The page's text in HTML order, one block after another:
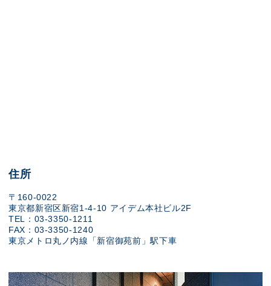
住所
〒160-0022
東京都新宿区新宿1-4-10 アイデム本社ビル2F
TEL：03-3350-1211
FAX：03-3350-1240
東京メトロ丸ノ内線「新宿御苑前」駅下車